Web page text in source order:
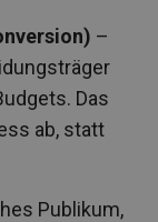
–
Das
ab, statt
Publikum,